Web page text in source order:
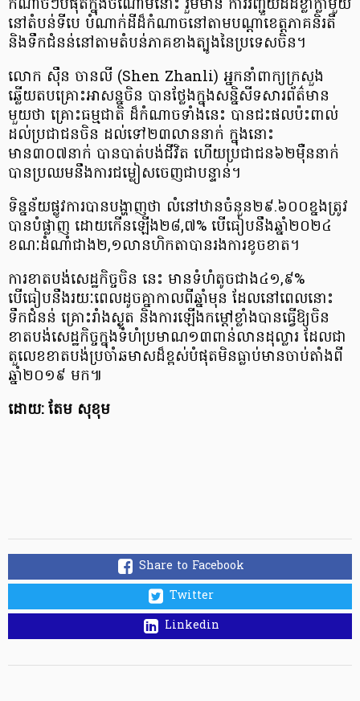
កំណាចៗបំផុតក្នុងចំណោមនោះ រួមមាន​ ការរញ្ជួយដីដ៏ខ្លាំក្លាមួយ
នៅតំបន់ទីបេ បំណាក់ដីដ៏កំណាចនៅតាមបណ្ដាខេត្តភាគនិរតី
និងទឹកជំនន់នៅតាមតំបន់ភាគខាងត្បូងនៃប្រទេសចិន។
លោក ស៊ឹន ចានលី (Shen Zhanli) អ្នកនាំពាក្យក្រសួង
ឆ្លើយតបគ្រោះអាសន្នចិន បានថ្លែងក្នុងសន្និសីទសារព័ត៌មាន
មួយថា គ្រោះធម្មជាតិ ដ៏កំណាចទាំងនេះ បានជះផលប៉ះពាល់
ដល់ប្រជាជនចិន ដល់ទៅ២៣លាននាក់ ក្នុងនោះ
មាន៣០៧នាក់ បានបាត់បង់ជីវិត ហើយប្រជាជន៦២ម៉ឺននាក់
បានប្រឈមនឹងការជម្លៀសចេញជាបន្ទាន់។
ទិន្នន័យផ្លូវការបានបង្ហាញថា លំនៅឋានចំនួន២៩.៦០០ខ្នងត្រូវ
បានបំផ្លាញ ដោយកើនឡើង២៨,៧% បើធៀបនឹងឆ្នាំ២០២៤
ខណៈដំណាំជាង២,១លានហិកតាបានរងការខូចខាត។
ការខាតបង់សេដ្ឋកិច្ចចិន នេះ មានទំហំតូចជាង៤១,៩%
បើធៀបនឹងរយៈពេលដូចគ្នាកាលពីឆ្នាំមុន ដែលនៅពេលនោះ
ទឹកជំនន់ គ្រោះរាំងស្ងួត និងការឡើងកម្តៅខ្លាំងបានធ្វើឱ្យចិន
ខាតបង់សេដ្ឋកិច្ចក្នុងទំហំប្រមាណ១៣ពាន់លានដុល្លារ ដែលជា
តួលេខខាតបង់ប្រចាំឆមាសដ៏ខ្ពស់បំផុតមិនធ្លាប់មានចាប់តាំងពី
ឆ្នាំ២០១៩ មក៕
ដោយ: តែម សុខុម
Share to Facebook
Twitter
Linkedin